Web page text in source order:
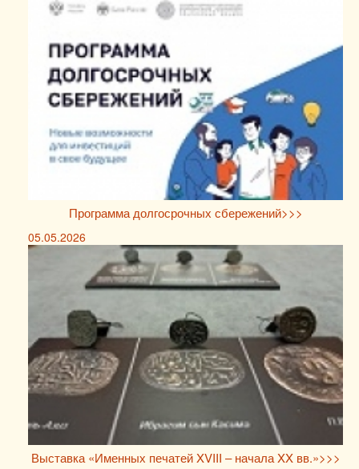
Программа долгосрочных сбережений>>>
05.05.2026
Выставка «Именных печатей XVIII – начала XX вв.»>>>